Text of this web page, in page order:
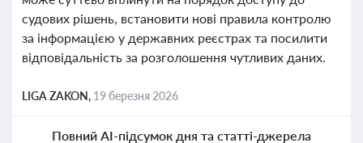
судових рішень, встановити нові правила контролю
за інформацією у державних реєстрах та посилити
відповідальність за розголошення чутливих даних.
LIGA ZAKON, 19 березня 2026
Повний AI-підсумок дня та статті-джерела